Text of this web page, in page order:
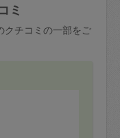
ミ
クチコミの一部をご